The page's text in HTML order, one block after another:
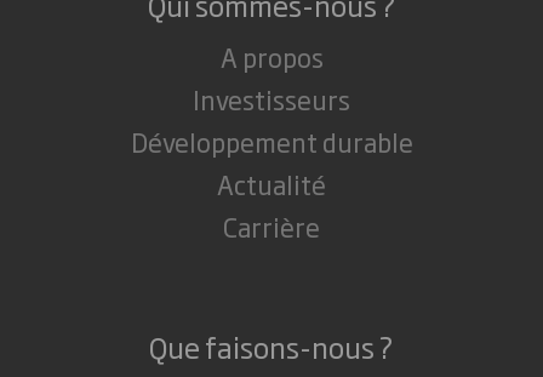
A propos
Investisseurs
Développement durable
Actualité
Carrière
Que faisons-nous ?